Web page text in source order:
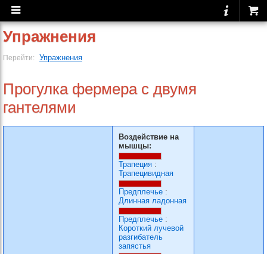
Упражнения
Перейти: Упражнения
Прогулка фермера с двумя
гантелями
Воздействие на
мышцы:
Трапеция :
Трапецивидная
Предплечье :
Длинная ладонная
Предплечье :
Короткий лучевой
разгибатель
запястья